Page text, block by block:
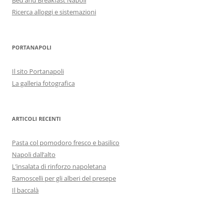
Ricerca alloggi e sistemazioni
PORTANAPOLI
Il sito Portanapoli
La galleria fotografica
ARTICOLI RECENTI
Pasta col pomodoro fresco e basilico
Napoli dall’alto
L’insalata di rinforzo napoletana
Ramoscelli per gli alberi del presepe
Il baccalà